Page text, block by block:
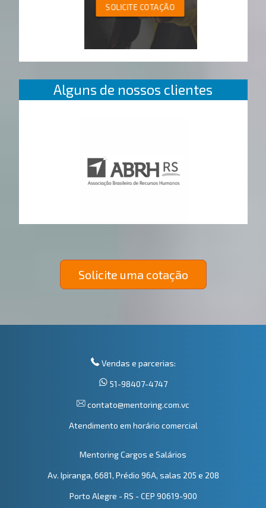
SOLICITE COTAÇÃO
Alguns de nossos clientes
Solicite uma cotação
Vendas e parcerias:
51-98407-4747
contato@mentoring.com.vc
Atendimento em horário comercial
Mentoring Cargos e Salários
Av. Ipiranga, 6681, Prédio 96A, salas 205 e 208
Porto Alegre - RS - CEP 90619-900